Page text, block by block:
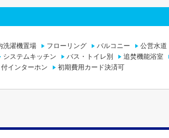
洗濯機置場 フローリング バルコニー 公営水道
システムキッチン バス・トイレ別 追焚機能浴室
インターホン 初期費用カード決済可